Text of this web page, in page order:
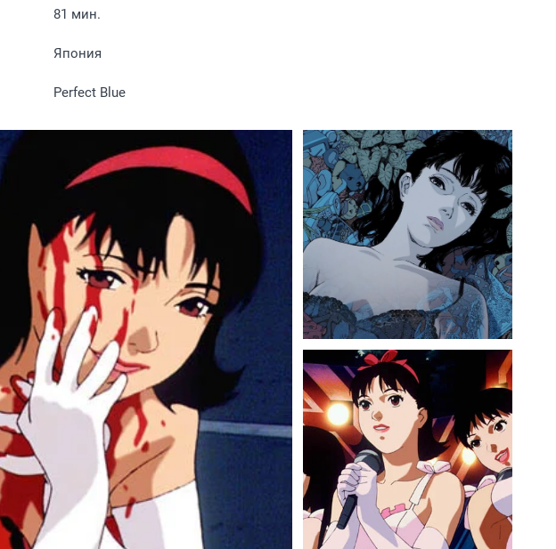
81 мин.
Япония
Perfect Blue